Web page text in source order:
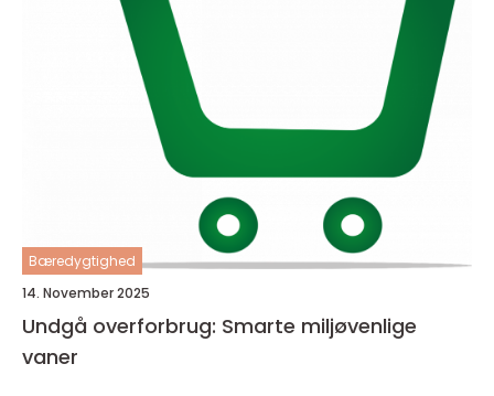
Bæredygtighed
14. November 2025
Undgå overforbrug: Smarte miljøvenlige
vaner